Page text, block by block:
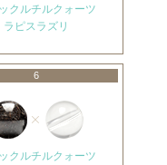
クルチルクォーツ
ラピスラズリ
6
クルチルクォーツ